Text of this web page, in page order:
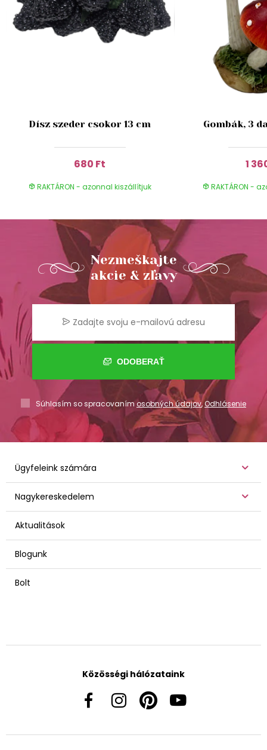
Dísz szeder csokor 13 cm
680 Ft
RAKTÁRON - azonnal kiszállítjuk
Gombák, 3
1
RAKTÁRON -
Nezmeškajte
akcie & zľavy
ODOBERAŤ
Súhlasím so spracovaním osobných údajov,Odhlásenie
Ügyfeleink számára
Nagykereskedelem
Aktualitások
Blogunk
Bolt
Közösségi hálózataink